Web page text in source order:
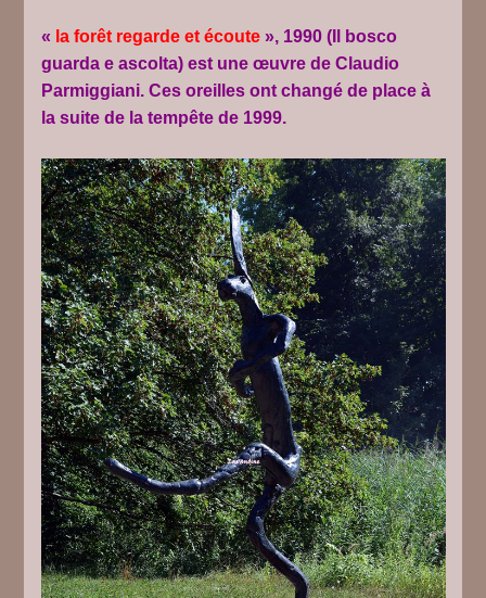
« la forêt regarde et écoute», 1990 (Il bosco
guarda e ascolta) est une œuvre de Claudio
Parmiggiani. Ces oreilles ont changé de place à
la suite de la tempête de 1999.